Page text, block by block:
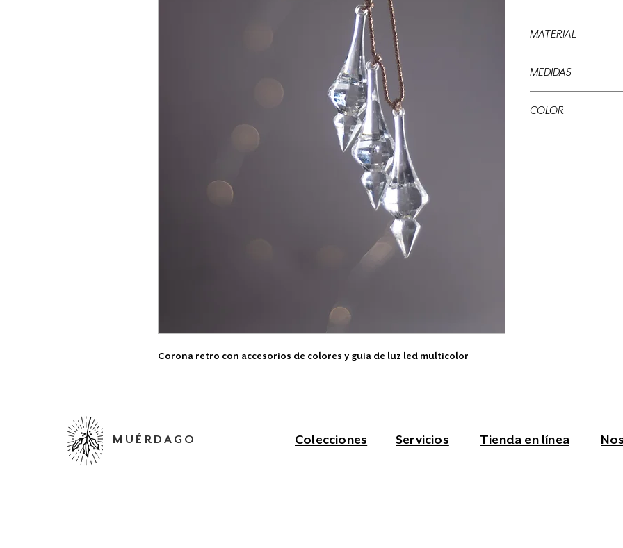
Corona retro con accesorios de colores y guia de luz led multicolor
MATERIAL
MEDIDAS
COLOR
MUÉRDAGO Colecciones Servicios Tienda en línea